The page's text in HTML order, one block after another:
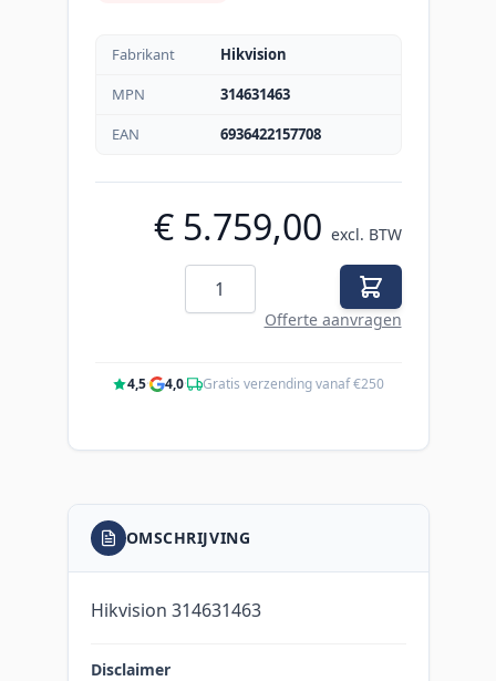
Fabrikant
Hikvision
MPN
314631463
EAN
6936422157708
€ 5.759,00 excl. BTW
Aantal
Offerte aanvragen
4,5· 4,0· Gratis verzending vanaf €250
OMSCHRIJVING
Hikvision 314631463
Disclaimer